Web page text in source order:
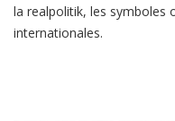
la realpolitik, les symboles
internationales.